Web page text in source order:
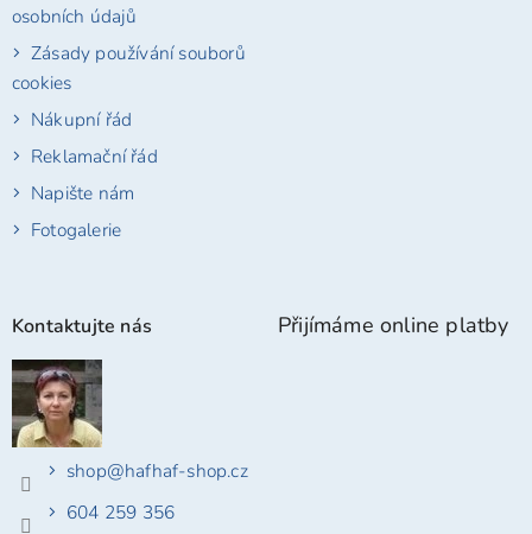
osobních údajů
Zásady používání souborů
cookies
Nákupní řád
Reklamační řád
Napište nám
Fotogalerie
Kontaktujte nás
shop@hafhaf-shop.cz
604 259 356
Přijímáme online platby